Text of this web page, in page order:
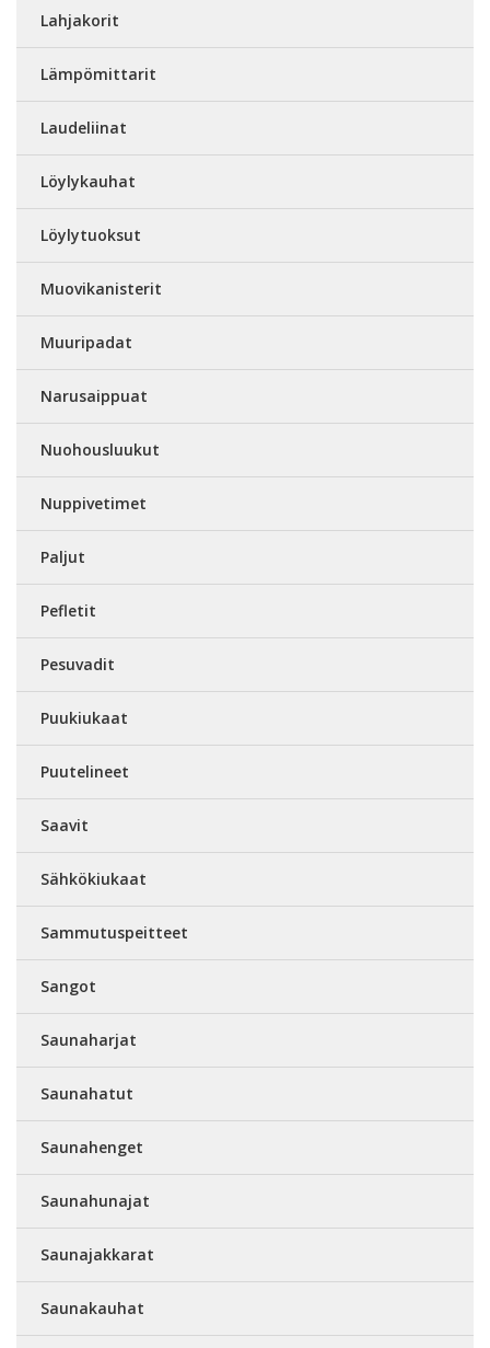
Lahjakorit
Lämpömittarit
Laudeliinat
Löylykauhat
Löylytuoksut
Muovikanisterit
Muuripadat
Narusaippuat
Nuohousluukut
Nuppivetimet
Paljut
Pefletit
Pesuvadit
Puukiukaat
Puutelineet
Saavit
Sähkökiukaat
Sammutuspeitteet
Sangot
Saunaharjat
Saunahatut
Saunahenget
Saunahunajat
Saunajakkarat
Saunakauhat